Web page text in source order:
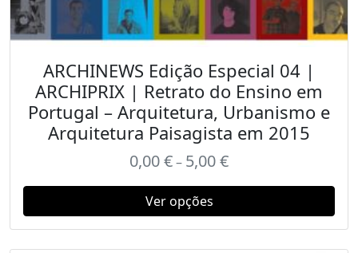
ARCHINEWS Edição Especial 04 |
ARCHIPRIX | Retrato do Ensino em
Portugal – Arquitetura, Urbanismo e
Arquitetura Paisagista em 2015
0,00€– 5,00€
Ver opções